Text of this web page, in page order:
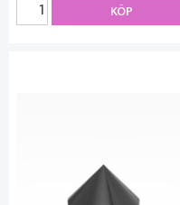
KÖP